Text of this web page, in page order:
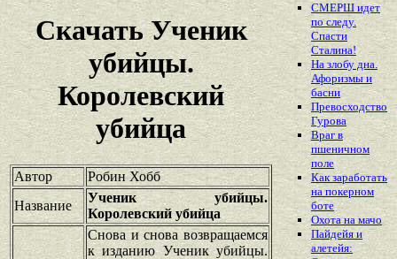
Скачать Ученик
убийцы.
Королевский
убийца
Автор
Робин Хобб
Название
Ученик убийцы.
Королевский убийца
Снова и снова возвращаемся
к изданию Ученик убийцы.
СМЕРШ идет
по следу.
Спасти
Сталина!
На злобу дна.
Афоризмы и
басни
Превосходство
Гурова
Враг в
пшеничном
поле
Как заработать
на покерном
боте
Охота на мачо
Пайдейя и
алетейя: